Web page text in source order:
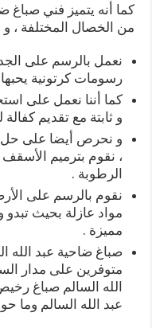
كما أنه يتميز فني صباغ
من الخصال المختلفة ، و
رسومات كرتونية يحبها
كما أننا نعمل على
و ثابتة مع تقديم
و نحرص أيضا على حل
، نقوم بترميم الأسقف
الرطوبة .
نقوم بالرسم على
مواد عازلة بحيث
مميزة .
صباغ ضاحية عبد الله
متوفرين على مدار
الله السالم صباغ
عبد الله السالم وما